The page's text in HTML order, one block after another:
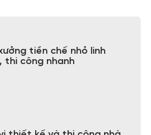
tiền chế nhỏ linh
thi công nhanh